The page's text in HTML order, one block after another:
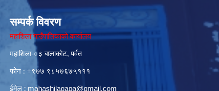
सम्पर्क विवरण
महाशिला गाउँपालिकाको कार्यालय
महाशिला-०३ बालाकोट, पर्वत
फोन : ‌+९७७ ९८५७६७५१११
ईमेल : mahashilagapa@gmail.com